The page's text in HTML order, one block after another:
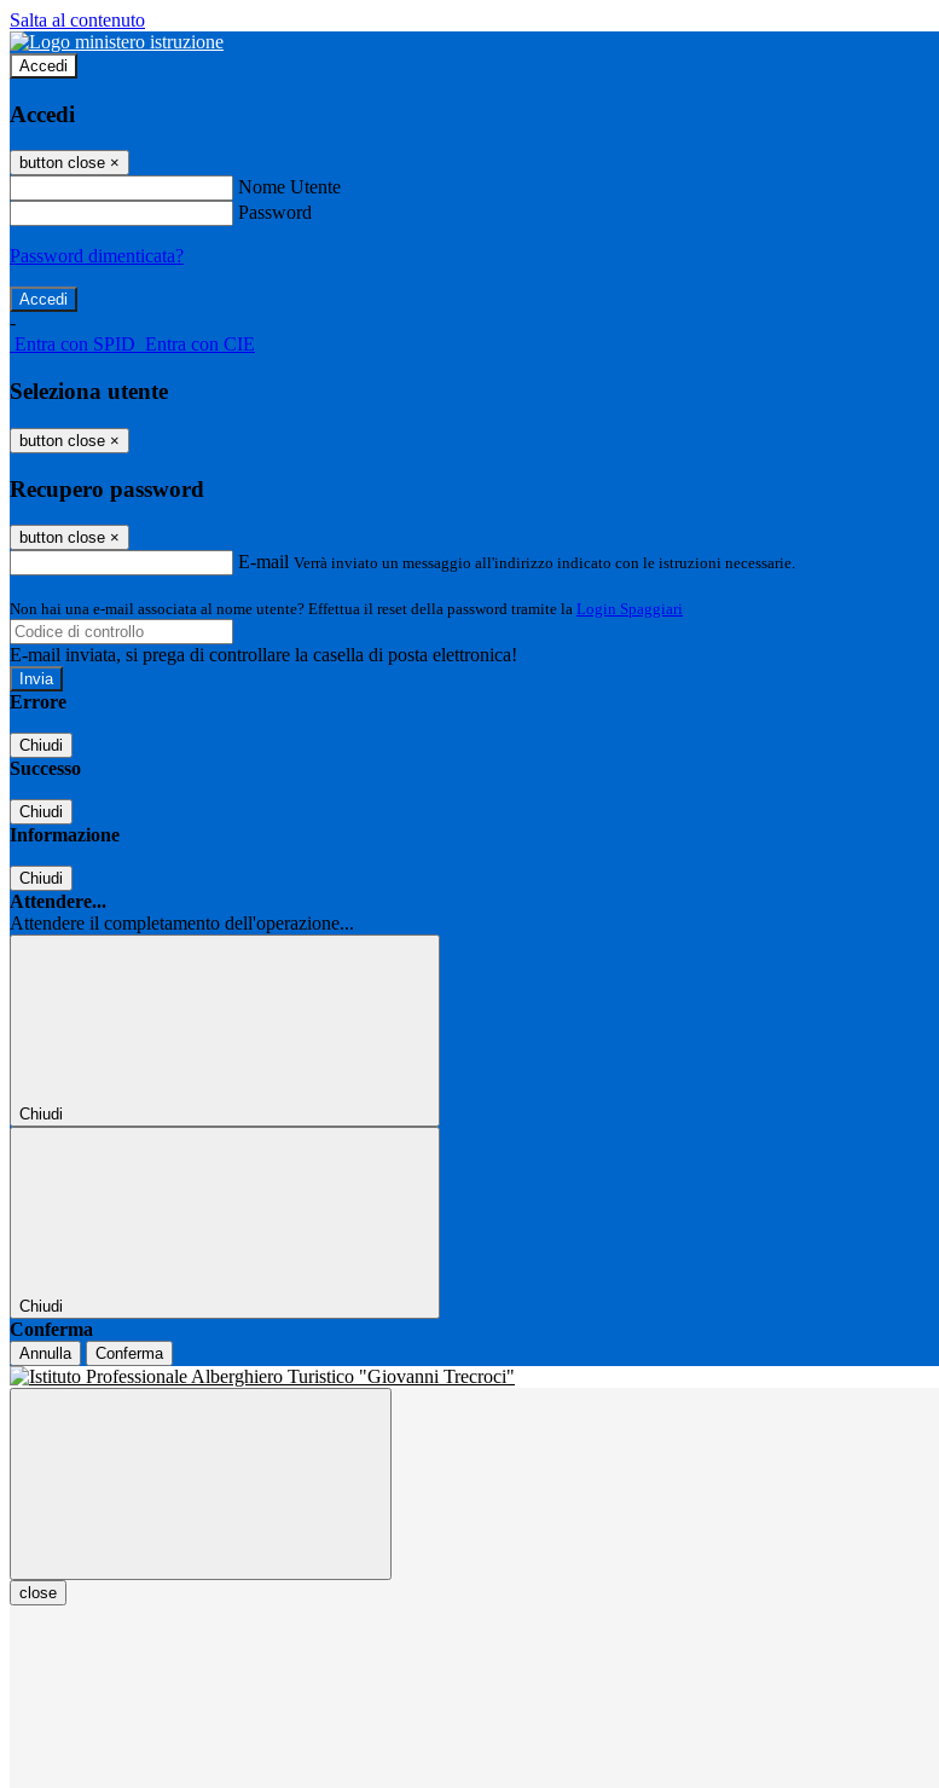
Salta al contenuto
Accedi
Accedi
button close ×
Nome Utente
Password
Password dimenticata?
-
Entra con SPID Entra con CIE
Seleziona utente
button close ×
Recupero password
button close ×
E-mail Verrà inviato un messaggio all'indirizzo indicato con le istruzioni necessarie.
Non hai una e-mail associata al nome utente? Effettua il reset della password tramite la Login Spaggiari
E-mail inviata, si prega di controllare la casella di posta elettronica!
Errore
Chiudi
Successo
Chiudi
Informazione
Chiudi
Attendere...
Attendere il completamento dell'operazione...
Chiudi
Chiudi
Conferma
Annulla Conferma
close